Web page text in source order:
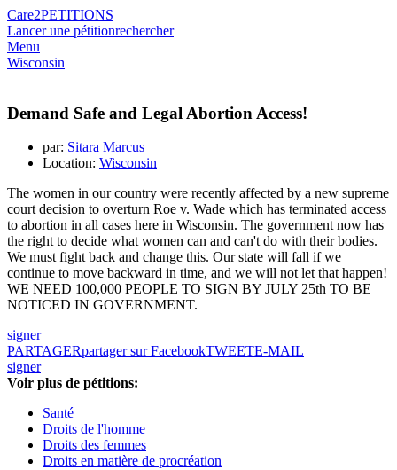
Care2PETITIONS
Lancer une pétitionrechercher
Menu
Wisconsin
Demand Safe and Legal Abortion Access!
par: Sitara Marcus
Location: Wisconsin
The women in our country were recently affected by a new supreme
court decision to overturn Roe v. Wade which has terminated access
to abortion in all cases here in Wisconsin. The government now has
the right to decide what women can and can't do with their bodies.
We must fight back and change this. Our state will fall if we
continue to move backward in time, and we will not let that happen!
WE NEED 100,000 PEOPLE TO SIGN BY JULY 25th TO BE
NOTICED IN GOVERNMENT.
signer
PARTAGERpartager sur FacebookTWEETE-MAIL
signer
Voir plus de pétitions:
Santé
Droits de l'homme
Droits des femmes
Droits en matière de procréation